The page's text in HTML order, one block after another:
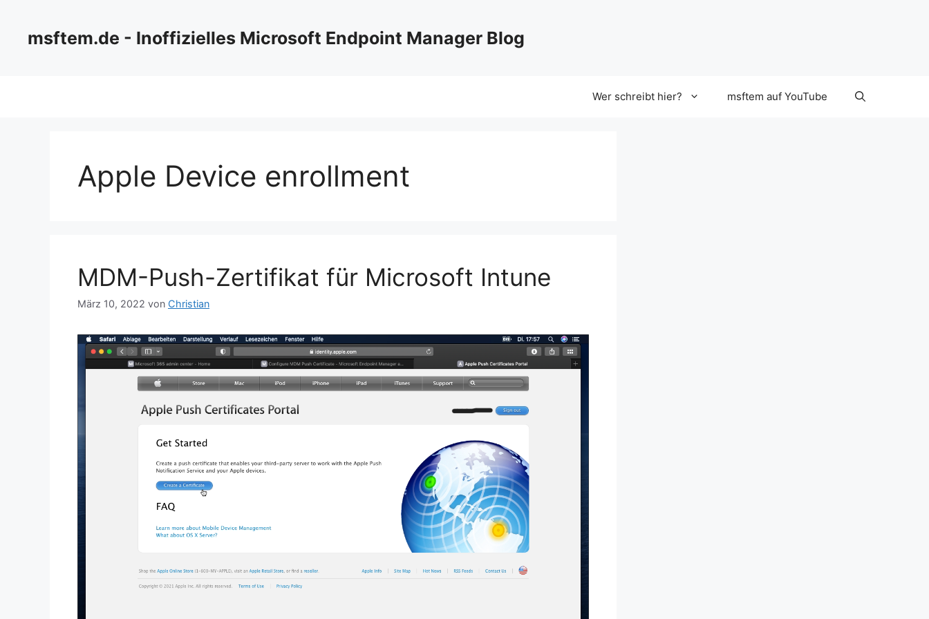
springenmsftem.de - Inoffizielles Microsoft Endpoint Manager Blog
Wer schreibt hier? msftem auf YouTube
Apple Device enrollment
MDM-Push-Zertifikat für Microsoft Intune
März 10, 2022 von Christian